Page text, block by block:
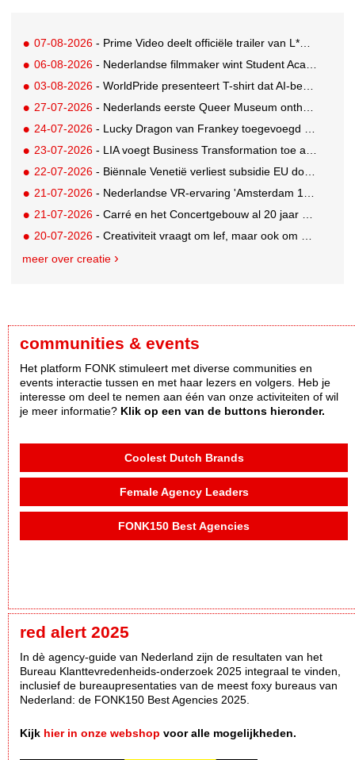
07-08-2026 - Prime Video deelt officiële trailer van L*VE KLEINE
06-08-2026 - Nederlandse filmmaker wint Student Academy Award
03-08-2026 - WorldPride presenteert T-shirt dat AI-bewakingscamera's misleidt
27-07-2026 - Nederlands eerste Queer Museum onthult nieuwe visuele identiteit
24-07-2026 - Lucky Dragon van Frankey toegevoegd aan vaste opstelling STRAAT Museum
23-07-2026 - LIA voegt Business Transformation toe als prijzencategorie
22-07-2026 - Biënnale Venetië verliest subsidie EU door deelname Rusland
21-07-2026 - Nederlandse VR-ervaring 'Amsterdam 1652' geselecteerd voor filmfestival Venetië
21-07-2026 - Carré en het Concertgebouw al 20 jaar absolute favorieten van cultuurpubliek
20-07-2026 - Creativiteit vraagt om lef, maar ook om een plan voor als het misgaat
meer over creatie
communities & events
Het platform FONK stimuleert met diverse communities en
events interactie tussen en met haar lezers en volgers. Heb je
interesse om deel te nemen aan één van onze activiteiten of wil
je meer informatie? Klik op een van de buttons hieronder.
Coolest Dutch Brands
Female Agency Leaders
FONK150 Best Agencies
red alert 2025
In dè agency-guide van Nederland zijn de resultaten van het
Bureau Klanttevredenheids-onderzoek 2025 integraal te vinden,
inclusief de bureaupresentaties van de meest foxy bureaus van
Nederland: de FONK150 Best Agencies 2025.
Kijk hier in onze webshop voor alle mogelijkheden.